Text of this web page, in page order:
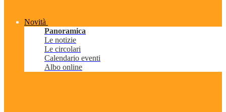
Novità
Panoramica
Le notizie
Le circolari
Calendario eventi
Albo online